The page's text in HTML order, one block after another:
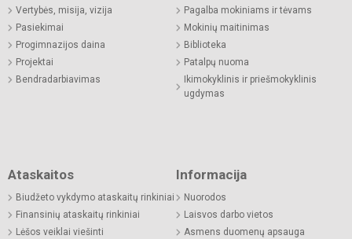
Vertybės, misija, vizija
Pasiekimai
Progimnazijos daina
Projektai
Bendradarbiavimas
Pagalba mokiniams ir tėvams
Mokinių maitinimas
Biblioteka
Patalpų nuoma
Ikimokyklinis ir priešmokyklinis
ugdymas
Ataskaitos
Biudžeto vykdymo ataskaitų rinkiniai
Finansinių ataskaitų rinkiniai
Lėšos veiklai viešinti
Informacija
Nuorodos
Laisvos darbo vietos
Asmens duomenų apsauga